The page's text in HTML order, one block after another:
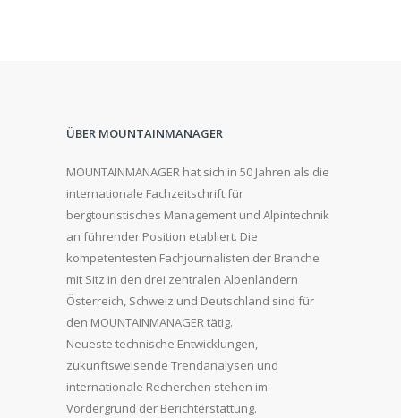
ÜBER MOUNTAINMANAGER
MOUNTAINMANAGER hat sich in 50 Jahren als die
internationale Fachzeitschrift für
bergtouristisches Management und Alpintechnik
an führender Position etabliert. Die
kompetentesten Fachjournalisten der Branche
mit Sitz in den drei zentralen Alpenländern
Österreich, Schweiz und Deutschland sind für
den MOUNTAINMANAGER tätig.
Neueste technische Entwicklungen,
zukunftsweisende Trendanalysen und
internationale Recherchen stehen im
Vordergrund der Berichterstattung.